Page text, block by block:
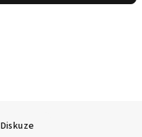
Diskuze